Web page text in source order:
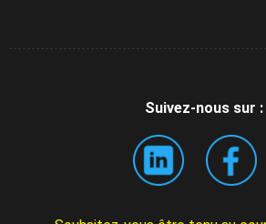
Suivez-nous sur :